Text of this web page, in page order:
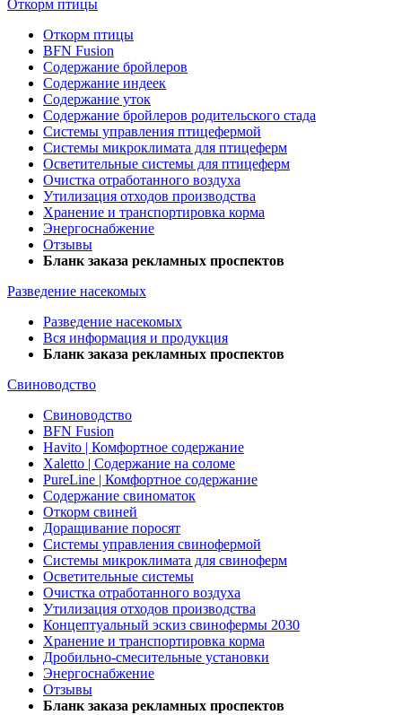
Откорм птицы
Откорм птицы
BFN Fusion
Содержание бройлеров
Содержание индеек
Содержание уток
Содержание бройлеров родительского стада
Системы управления птицефермой
Системы микроклимата для птицеферм
Осветительные системы для птицеферм
Очистка отработанного воздуха
Утилизация отходов производства
Хранение и транспортировка корма
Энергоснабжение
Отзывы
Бланк заказа рекламных проспектов
Разведение насекомых
Разведение насекомых
Вся информация и продукция
Бланк заказа рекламных проспектов
Свиноводство
Свиноводство
BFN Fusion
Havito | Комфортное содержание
Xaletto | Содержание на соломе
PureLine | Комфортное содержание
Содержание свиноматок
Откорм свиней
Доращивание поросят
Системы управления свинофермой
Системы микроклимата для свиноферм
Осветительные системы
Очистка отработанного воздуха
Утилизация отходов производства
Концептуальный эскиз свинофермы 2030
Хранение и транспортировка корма
Дробильно-смесительные установки
Энергоснабжение
Отзывы
Бланк заказа рекламных проспектов